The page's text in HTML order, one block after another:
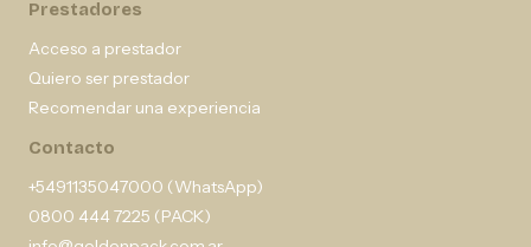
Prestadores
Acceso a prestador
Quiero ser prestador
Recomendar una experiencia
Contacto
+5491135047000 (WhatsApp)
0800 444 7225 (PACK)